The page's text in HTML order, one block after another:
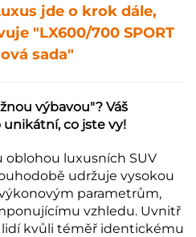
jde o krok dále,
"LX600/700 SPORT
sada"
výbavou"? Váš
unikátní, co jste vy!
oblohou luxusních SUV
udržuje vysokou
parametrům,
vzhledu. Uvnitř
lidí kvůli téměř identickému